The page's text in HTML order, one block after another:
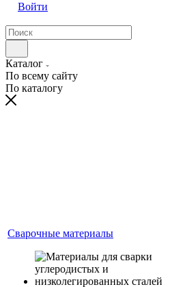
Войти
Каталог
По всему сайту
По каталогу
Сварочные материалы